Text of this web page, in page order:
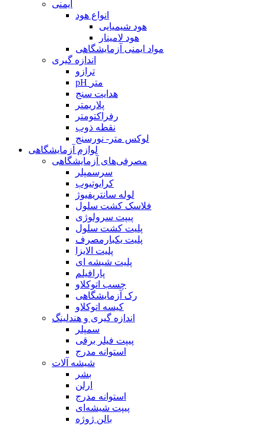
ایمنی
انواع هود
هود شیمیایی
هود لامینار
مواد ایمنی آزمایشگاهی
اندازه گیری
ترازو
pH متر
هدایت سنج
پلاریمتر
رفراکتومتر
نقطه ذوب
لوکس متر- نورسنج
لوازم آزمایشگاهی
مصرفی‌های آزمایشگاهی
سرسمپلر
کرایوتیوب
لوله سانتریفیوژ
فلاسک کشت سلول
پیپت سرولوژی
پلیت کشت سلول
پلیت یکبارمصرف
پلیت الایزا
پلیت شیشه ای
پارافیلم
چسب اتوکلاو
رک آزمایشگاهی
کیسه اتوکلاو
اندازه گیری و هندلینگ
سمپلر
پیپت فیلر برقی
استوانه مدرج
شیشه آلات
بشر
ارلن
استوانه مدرج
پیپت شیشه‌ای
بالن ژوژه